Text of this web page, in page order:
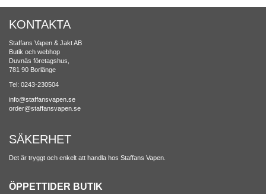
KONTAKTA
Staffans Vapen & Jakt AB
Butik och webhop
Duvnäs företagshus,
781 90 Borlänge
Tel: 0243-230504
info@staffansvapen.se
order@staffansvapen.se
SÄKERHET
Det är tryggt och enkelt att handla hos Staffans Vapen.
ÖPPETTIDER BUTIK